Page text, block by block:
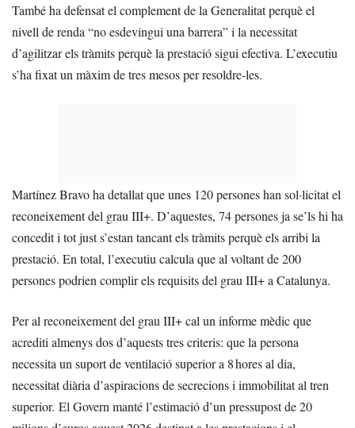
També ha defensat el complement de la Generalitat perquè el
nivell de renda “no esdevingui una barrera” i la necessitat
d’agilitzar els tràmits perquè la prestació sigui efectiva. L’executiu
s’ha fixat un màxim de tres mesos per resoldre-les.
Martínez Bravo ha detallat que unes 120 persones han sol·licitat el
reconeixement del grau III+. D’aquestes, 74 persones ja se’ls hi ha
concedit i tot just s’estan tancant els tràmits perquè els arribi la
prestació. En total, l’executiu calcula que al voltant de 200
persones podrien complir els requisits del grau III+ a Catalunya.
Per al reconeixement del grau III+ cal un informe mèdic que
acrediti almenys dos d’aquests tres criteris: que la persona
necessita un suport de ventilació superior a 8 hores al dia,
necessitat diària d’aspiracions de secrecions i immobilitat al tren
superior. El Govern manté l’estimació d’un pressupost de 20